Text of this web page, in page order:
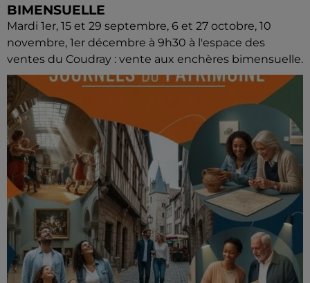
BIMENSUELLE
Mardi 1er, 15 et 29 septembre, 6 et 27 octobre, 10
novembre, 1er décembre à 9h30 à l'espace des
ventes du Coudray : vente aux enchères bimensuelle.